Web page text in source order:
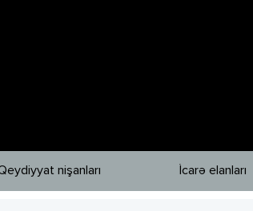
nişanları İcarə elanları